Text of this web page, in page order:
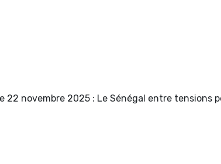
22 novembre 2025 : Le Sénégal entre